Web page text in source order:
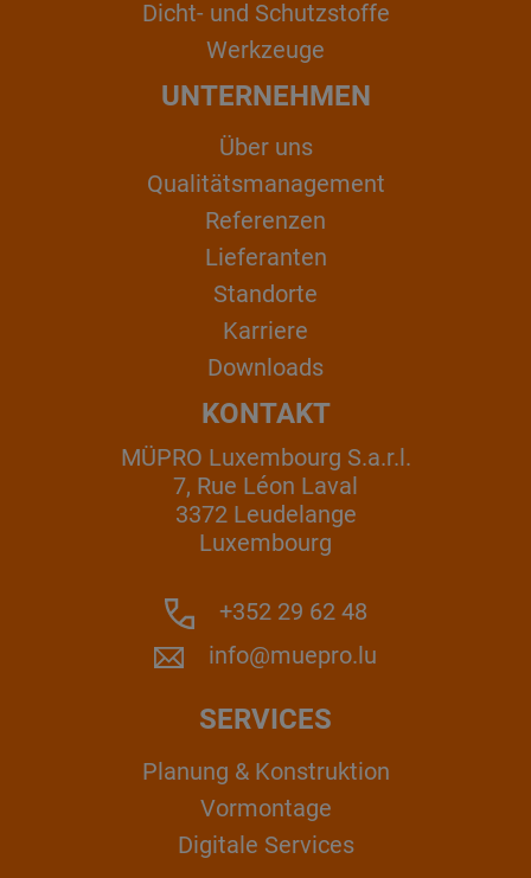
Dicht- und Schutzstoffe
Werkzeuge
UNTERNEHMEN
Über uns
Qualitätsmanagement
Referenzen
Lieferanten
Standorte
Karriere
Downloads
KONTAKT
MÜPRO Luxembourg S.a.r.l.
7, Rue Léon Laval
3372 Leudelange
Luxembourg
+352 29 62 48
info@muepro.lu
SERVICES
Planung & Konstruktion
Vormontage
Digitale Services